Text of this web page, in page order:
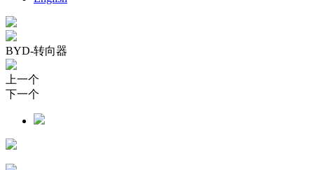
BYD-转向器
上一个
下一个